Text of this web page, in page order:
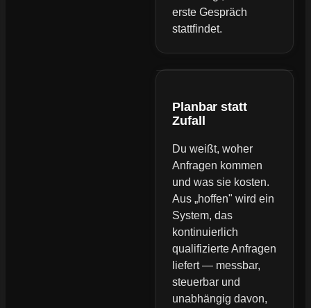
erste Gespräch
stattfindet.
Planbar statt
Zufall
Du weißt, woher
Anfragen kommen
und was sie kosten.
Aus „hoffen" wird ein
System, das
kontinuierlich
qualifizierte Anfragen
liefert — messbar,
steuerbar und
unabhängig davon,